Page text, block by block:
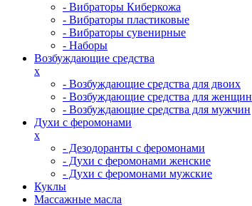
- Вибраторы Киберкожа
- Вибраторы пластиковые
- Вибраторы сувенирные
- Наборы
Возбуждающие средства
x
- Возбуждающие средства для двоих
- Возбуждающие средства для женщин
- Возбуждающие средства для мужчин
Духи с феромонами
x
- Дезодоранты с феромонами
- Духи с феромонами женские
- Духи с феромонами мужские
Куклы
Массажные масла